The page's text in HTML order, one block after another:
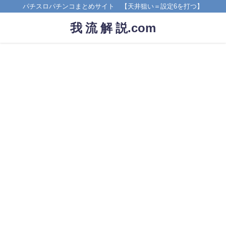
パチスロパチンコまとめサイト 【天井狙い＝設定6を打つ】
我 流 解 説.com